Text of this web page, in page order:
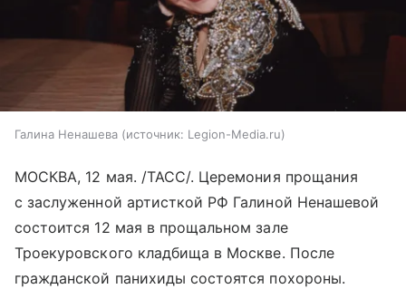
Галина Ненашева источник: Legion-Media.ru
МОСКВА, 12 мая. /ТАСС/. Церемония прощания
с заслуженной артисткой РФ Галиной Ненашевой
состоится 12 мая в прощальном зале
Троекуровского кладбища в Москве. После
гражданской панихиды состоятся похороны.